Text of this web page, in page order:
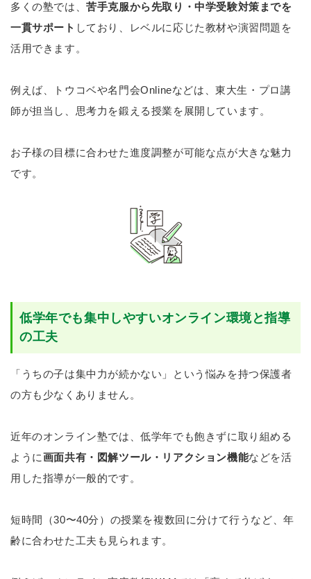
多くの塾では、苦手克服から先取り・中学受験対策までを
一貫サポート しており、レベルに応じた教材や演習問題を
活用できます。
例えば、トウコベや名門会Onlineなどは、東大生・プロ講
師が担当し、思考力を鍛える授業を展開しています。
お子様の目標に合わせた進度調整が可能な点が大きな魅力
です。
低学年でも集中しやすいオンライン環境と指導
の工夫
「うちの子は集中力が続かない」という悩みを持つ保護者
の方も少なくありません。
近年のオンライン塾では、低学年でも飽きずに取り組める
ように画面共有・図解ツール・リアクション機能などを活
用した指導が一般的です。
短時間（30〜40分）の授業を複数回に分けて行うなど、年
齢に合わせた工夫も見られます。